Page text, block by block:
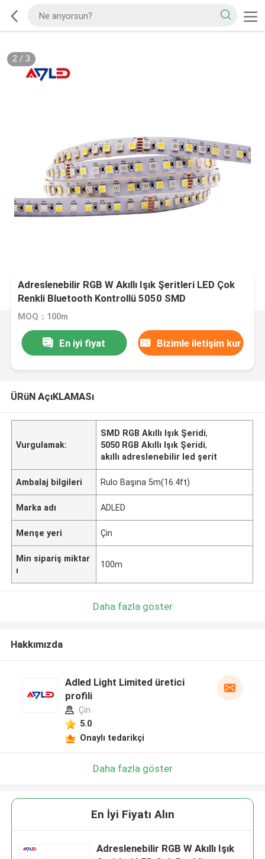
2/ 3
Adreslenebilir RGB W Akıllı Işık Şeritleri LED Çok
Renkli Bluetooth Kontrollü 5050 SMD
MOQ：100m
En iyi fiyat Bizimle iletişim kur
ÜRüN AçıKLAMASı
Vurgulamak:
SMD RGB Akıllı Işık Şeridi,
5050 RGB Akıllı Işık Şeridi,
akıllı adreslenebilir led şerit
Ambalaj bilgileri Rulo Başına 5m(16.4ft)
Marka adı ADLED
Menşe yeri Çin
Min sipariş miktar
ı
100m
Daha fazla göster
Hakkımızda
Adled Light Limited üretici
profili
Çin
5.0
Onaylı tedarikçi
Daha fazla göster
En İyi Fiyatı Alın
Adreslenebilir RGB W Akıllı Işık